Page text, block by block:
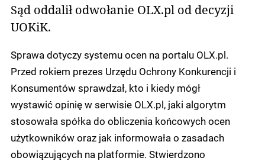
Sąd oddalił odwołanie OLX.pl od decyzji
UOKiK.
Sprawa dotyczy systemu ocen na portalu OLX.pl.
Przed rokiem prezes Urzędu Ochrony Konkurencji i
Konsumentów sprawdzał, kto i kiedy mógł
wystawić opinię w serwisie OLX.pl, jaki algorytm
stosowała spółka do obliczenia końcowych ocen
użytkowników oraz jak informowała o zasadach
obowiązujących na platformie. Stwierdzono